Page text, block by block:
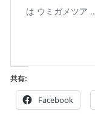
共有:
Facebook